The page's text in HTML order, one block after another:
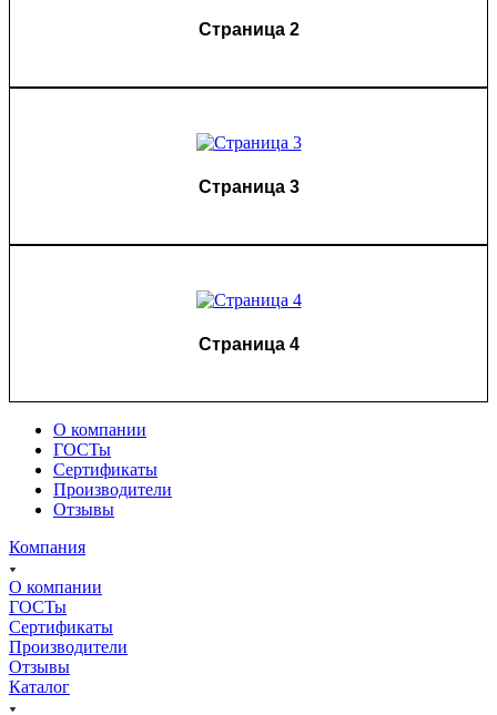
Страница 2
Страница 3
Страница 4
О компании
ГОСТы
Сертификаты
Производители
Отзывы
Компания
О компании
ГОСТы
Сертификаты
Производители
Отзывы
Каталог